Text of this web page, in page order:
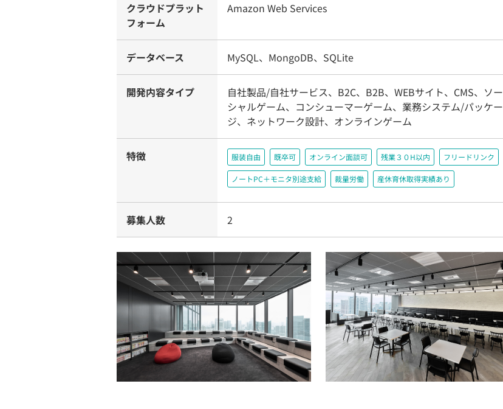
クラウドプラット
フォーム
Amazon Web Services
データベース MySQL、MongoDB、SQLite
開発内容タイプ
自社製品/自社サービス、B2C、B2B、WEBサイト、CMS、ソー
シャルゲーム、コンシューマーゲーム、業務システム/パッケー
ジ、ネットワーク設計、オンラインゲーム
特徴 服装自由 既卒可 オンライン面談可 残業３０H以内 フリードリンク
ノートPC＋モニタ別途支給 裁量労働 産休育休取得実績あり
募集人数 2